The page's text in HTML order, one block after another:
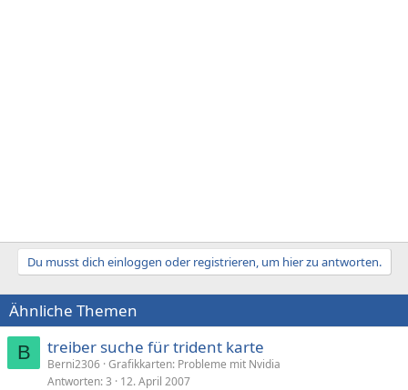
Du musst dich einloggen oder registrieren, um hier zu antworten.
Ähnliche Themen
B treiber suche für trident karte
Berni2306 Grafikkarten: Probleme mit Nvidia
Antworten 3 12. April 2007